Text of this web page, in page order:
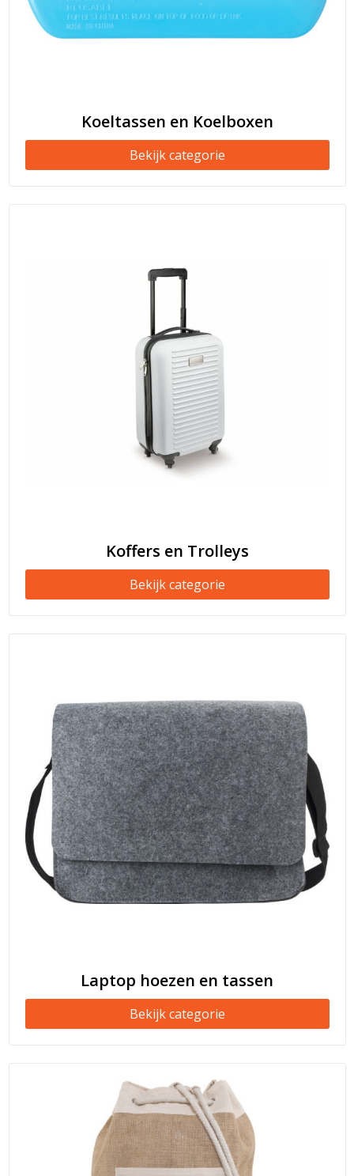
Koeltassen en Koelboxen
Bekijk categorie
Koffers en Trolleys
Bekijk categorie
Laptop hoezen en tassen
Bekijk categorie